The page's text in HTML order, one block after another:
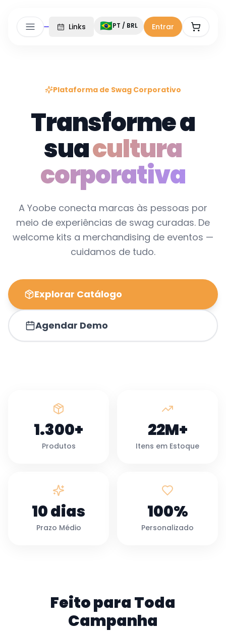
Links 🇧🇷PT / BRL Entrar
Plataforma de Swag Corporativo
Transforme a
suacultura
corporativa
A Yoobe conecta marcas às pessoas por
meio de experiências de swag curadas. De
welcome kits a merchandising de eventos —
cuidamos de tudo.
Explorar Catálogo
Agendar Demo
1.300+
Produtos
22M+
Itens em Estoque
10 dias
Prazo Médio
100%
Personalizado
Feito para Toda
Campanha